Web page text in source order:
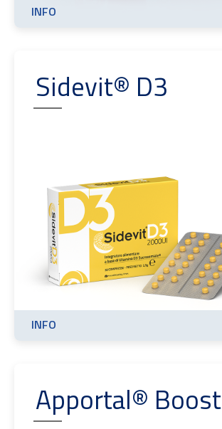
INFO
Sidevit® D3
INFO
Apportal® Boost